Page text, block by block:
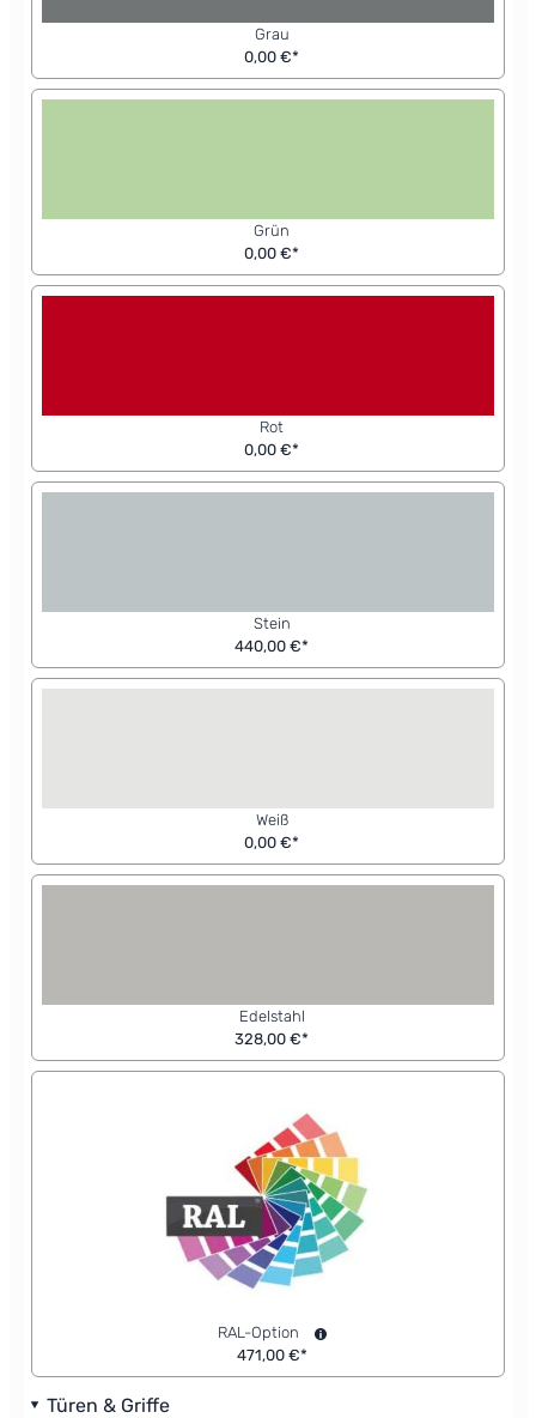
Grau
0,00 €*
Grün
0,00 €*
Rot
0,00 €*
Stein
440,00 €*
Weiß
0,00 €*
Edelstahl
328,00 €*
RAL-Option
471,00 €*
Türen & Griffe